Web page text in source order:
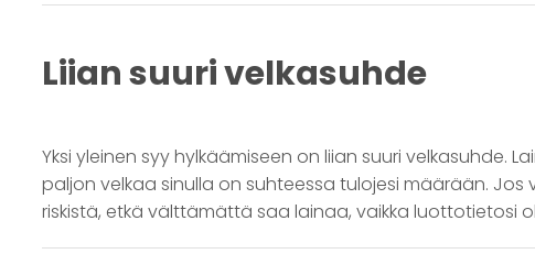
Liian suuri velkasuhde
Yksi yleinen syy hylkäämiseen on liian suuri velkasuhde.
paljon velkaa sinulla on suhteessa tulojesi määrään.
riskistä, etkä välttämättä saa lainaa, vaikka luottotietosi